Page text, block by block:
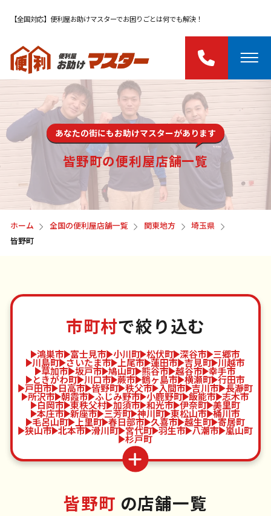
【全国対応】便利屋お助けマスターでお困りごとは何でも解決！
あなたの街にもお助けマスターがあります
皆野町の便利屋店舗一覧
ホーム 全国の便利屋店舗一覧 関東地方
埼玉県
皆野町
市町村で絞り込む
鴻巣市 富士見市 小川町 松伏町 深谷市 三郷市
川島町 さいたま市 上尾市 蓮田市 吉見町 川越市
草加市 坂戸市 鳩山町 熊谷市 越谷市 幸手市
ときがわ町 川口市 蕨市 鶴ヶ島市 横瀬町 行田市
戸田市 日高市 皆野町 秩父市 入間市 吉川市 長瀞町
所沢市 朝霞市 ふじみ野市 小鹿野町 飯能市 志木市
白岡市 東秩父村 加須市 和光市 伊奈町 美里町
本庄市 新座市 三芳町 神川町 東松山市 桶川市
毛呂山町 上里町 春日部市 久喜市 越生町 寄居町
狭山市 北本市 滑川町 宮代町 羽生市 八潮市 嵐山町
杉戸町
皆野町 の店舗一覧